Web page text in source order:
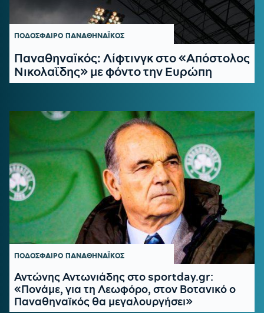
ΠΟΔΟΣΦΑΙΡΟ ΠΑΝΑΘΗΝΑΪΚΟΣ
Παναθηναϊκός: Λίφτινγκ στο «Απόστολος
Νικολαΐδης» με φόντο την Ευρώπη
ΠΟΔΟΣΦΑΙΡΟ ΠΑΝΑΘΗΝΑΪΚΟΣ
Αντώνης Αντωνιάδης στο sportday.gr:
«Πονάμε, για τη Λεωφόρο, στον Βοτανικό ο
Παναθηναϊκός θα μεγαλουργήσει»